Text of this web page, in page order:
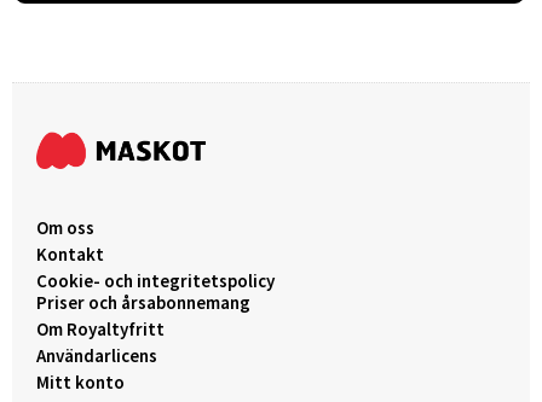
Om oss
Kontakt
Cookie- och integritetspolicy
Priser och årsabonnemang
Om Royaltyfritt
Användarlicens
Mitt konto